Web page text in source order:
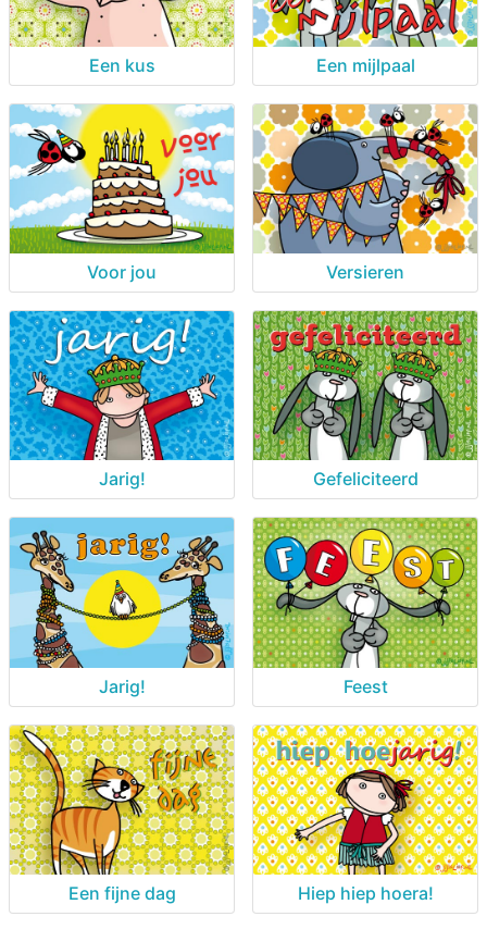
Een kus Een mijlpaal
Voor jou Versieren
Jarig! Gefeliciteerd
Jarig! Feest
Een fijne dag Hiep hiep hoera!